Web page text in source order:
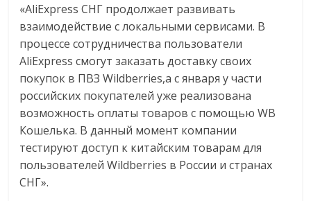
«AliExpress СНГ продолжает развивать
взаимодействие с локальными сервисами. В
процессе сотрудничества пользователи
AliExpress смогут заказать доставку своих
покупок в ПВЗ Wildberries,а с января у части
российских покупателей уже реализована
возможность оплаты товаров с помощью WB
Кошелька. В данный момент компании
тестируют доступ к китайским товарам для
пользователей Wildberries в России и странах
СНГ».